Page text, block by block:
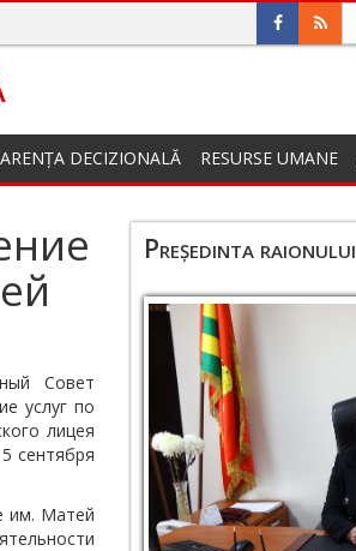
DECIZIONALĂ RESURSE UMANE
Совет
услуг по
лицея
сентября
им. Матей
Președinta raionului